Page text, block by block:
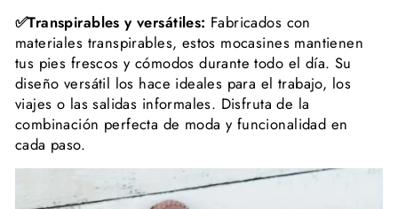
✅Transpirables y versátiles: Fabricados con
materiales transpirables, estos mocasines mantienen
tus pies frescos y cómodos durante todo el día. Su
diseño versátil los hace ideales para el trabajo, los
viajes o las salidas informales. Disfruta de la
combinación perfecta de moda y funcionalidad en
cada paso.